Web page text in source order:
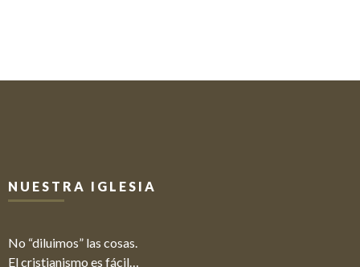
NUESTRA IGLESIA
No “diluimos” las cosas.
El cristianismo es fácil…